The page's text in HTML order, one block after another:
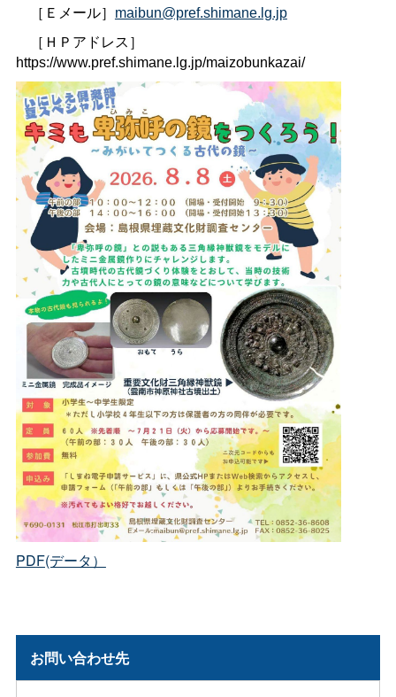
［Ｅメール］ maibun@pref.shimane.lg.jp
［ＨＰアドレス］
https://www.pref.shimane.lg.jp/maizobunkazai/
PDF(データ）
お問い合わせ先